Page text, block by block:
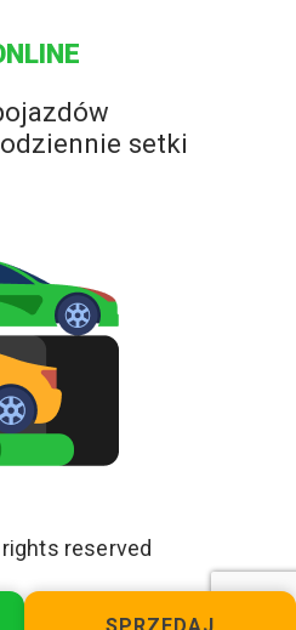
setki
reserved
Prywatności